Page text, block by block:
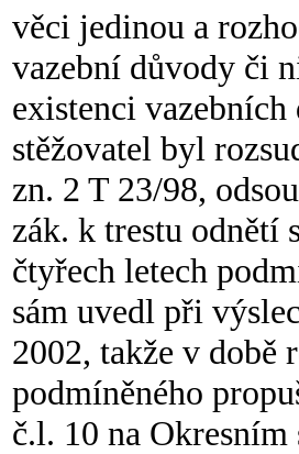
věci jedinou a
vazební důvody či
existenci
stěžovatel byl
zn. 2 T 23/98,
zák. k trestu odnětí
čtyřech letech
sám uvedl při
2002, takže v době
podmíněného
č.l. 10 na